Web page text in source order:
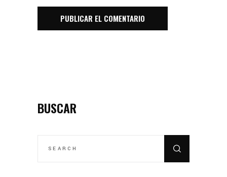
BUSCAR